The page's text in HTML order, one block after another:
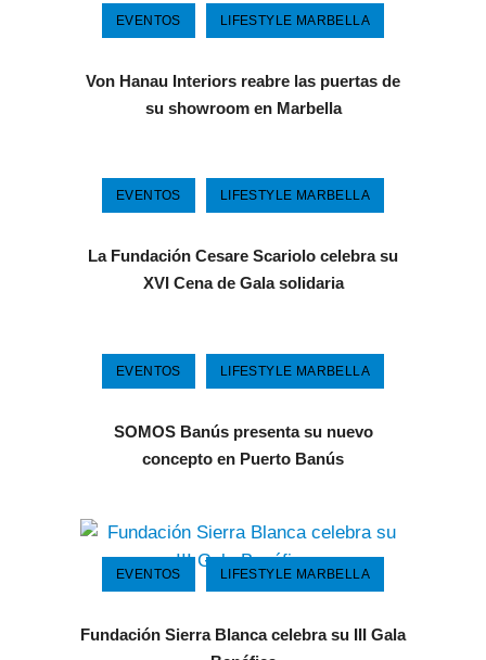
EVENTOS LIFESTYLE MARBELLA
Von Hanau Interiors reabre las puertas de
su showroom en Marbella
EVENTOS LIFESTYLE MARBELLA
La Fundación Cesare Scariolo celebra su
XVI Cena de Gala solidaria
EVENTOS LIFESTYLE MARBELLA
SOMOS Banús presenta su nuevo
concepto en Puerto Banús
EVENTOS LIFESTYLE MARBELLA
Fundación Sierra Blanca celebra su III Gala